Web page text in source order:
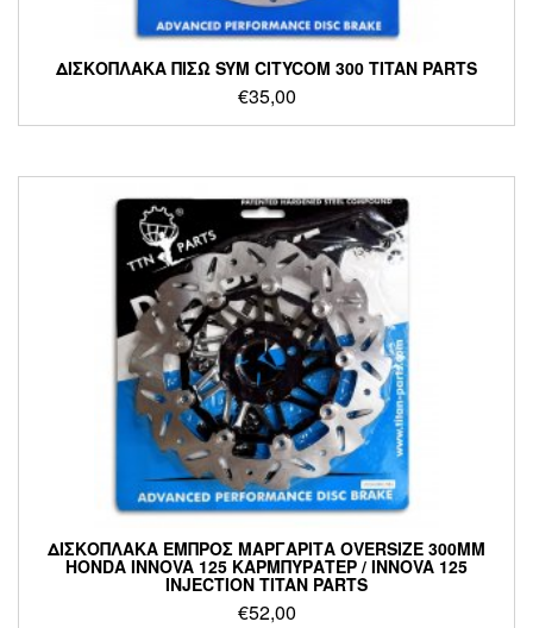
ΔΙΣΚΟΠΛΑΚΑ ΠΙΣΩ SYM CITYCOM 300 TITAN PARTS
€35,00
ΔΙΣΚΟΠΛΑΚΑ ΕΜΠΡΟΣ ΜΑΡΓΑΡΙΤΑ OVERSIZE 300MM
HONDA INNOVA 125 ΚΑΡΜΠΥΡΑΤΕΡ / INNOVA 125
INJECTION TITAN PARTS
€52,00